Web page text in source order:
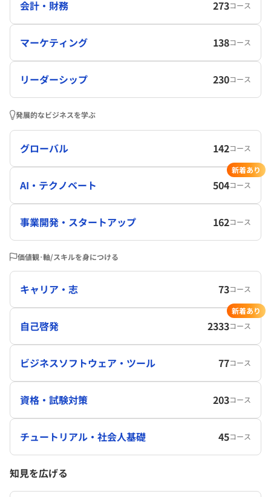
会計・財務 273コース
マーケティング 138コース
リーダーシップ 230コース
発展的なビジネスを学ぶ
グローバル 142コース
AI・テクノベート 504コース
新着あり
事業開発・スタートアップ 162コース
価値観･軸/スキルを身につける
キャリア・志 73コース
自己啓発 2333コース
新着あり
ビジネスソフトウェア・ツール 77コース
資格・試験対策 203コース
チュートリアル・社会人基礎 45コース
知見を広げる